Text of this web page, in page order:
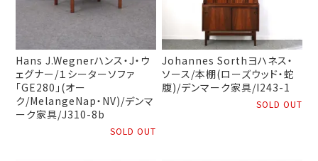
Hans J.Wegnerハンス・J・ウ
ェグナー/１シーターソファ
「GE280」(オー
ク/MelangeNap・NV)/デンマ
ーク家具/J310-8b
SOLD OUT
Johannes Sorthヨハネス・
ソース/本棚(ローズウッド・蛇
腹)/デンマーク家具/I243-1
SOLD OUT